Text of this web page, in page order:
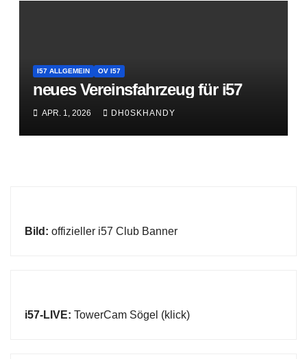
I57 ALLGEMEIN OV I57
neues Vereinsfahrzeug für i57
APR. 1, 2026 DH0SKHANDY
Bild: offizieller i57 Club Banner
i57-LIVE: TowerCam Sögel (klick)